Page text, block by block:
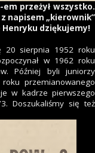
przeżył wszystko.
napisem „kierownik”
Henryku dziękujemy!
20 sierpnia 1952 roku
w 1962 roku
Później byli juniorzy
przemianowanego
w kadrze pierwszego
Doszukaliśmy się też